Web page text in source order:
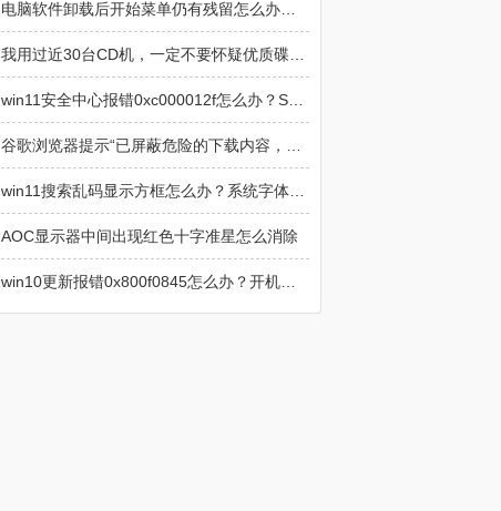
AOC显示器中间出现红色十字准星怎么消除